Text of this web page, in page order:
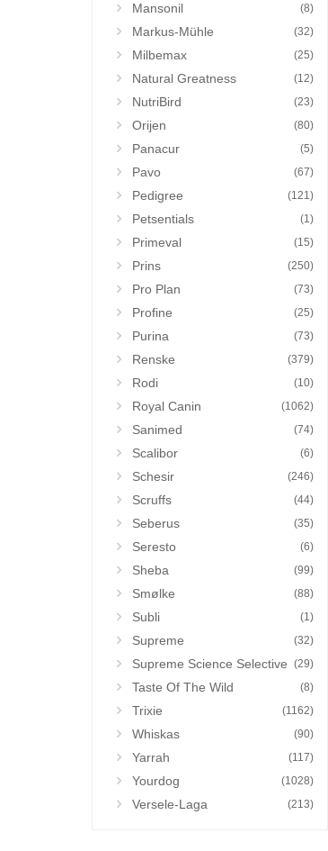
Mansonil (8)
Markus-Mühle (32)
Milbemax (25)
Natural Greatness (12)
NutriBird (23)
Orijen (80)
Panacur (5)
Pavo (67)
Pedigree (121)
Petsentials (1)
Primeval (15)
Prins (250)
Pro Plan (73)
Profine (25)
Purina (73)
Renske (379)
Rodi (10)
Royal Canin (1062)
Sanimed (74)
Scalibor (6)
Schesir (246)
Scruffs (44)
Seberus (35)
Seresto (6)
Sheba (99)
Smølke (88)
Subli (1)
Supreme (32)
Supreme Science Selective (29)
Taste Of The Wild (8)
Trixie (1162)
Whiskas (90)
Yarrah (117)
Yourdog (1028)
Versele-Laga (213)